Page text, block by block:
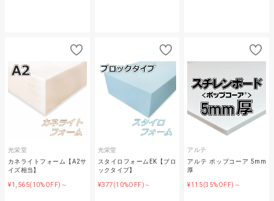
光栄堂
カネライトフォーム【A2サ
イズ相当】
¥1,565(10%OFF)～
光栄堂
スタイロフォームEK【ブロ
ックタイプ】
¥377(10%OFF)～
アルテ
アルテ ポップコーア 5mm
厚
¥115(35%OFF)～